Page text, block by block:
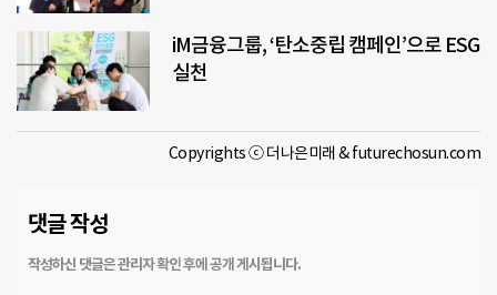
iM금융그룹, ‘탄소중립 캠페인’으로 ESG
실천
Copyrights ⓒ 더나은미래 & futurechosun.com
댓글 작성